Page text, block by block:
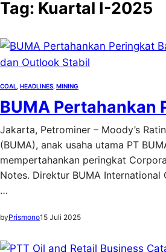
Tag: Kuartal I-2025
COAL HEADLINES MINING
BUMA Pertahankan
Jakarta, Petrominer – Moody’s
(BUMA), anak usaha utama PT
mempertahankan peringkat
Notes. Direktur BUMA International
…
byPrismono15 Juli 2025